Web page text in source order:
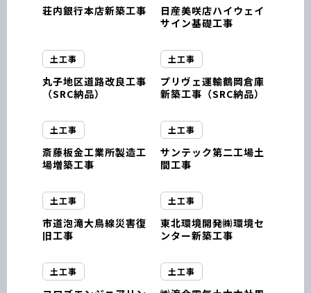
荘内銀行本店新築工事
日産美咲店ハイウェイ
サイン基礎工事
土工事
丸子地区道路改良工事
（SRC納品）
土工事
プリヴェ運輸鶴岡倉庫
新築工事（SRC納品）
土工事
斎藤板金工業所製造工
場増築工事
土工事
サンテック第二工場土
間工事
土工事
市道泡滝大鳥線災害復
旧工事
土工事
東北環境開発㈱環境セ
ンター新築工事
土工事 土工事